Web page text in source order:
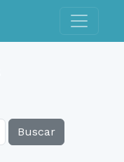
Toggle
Buscar